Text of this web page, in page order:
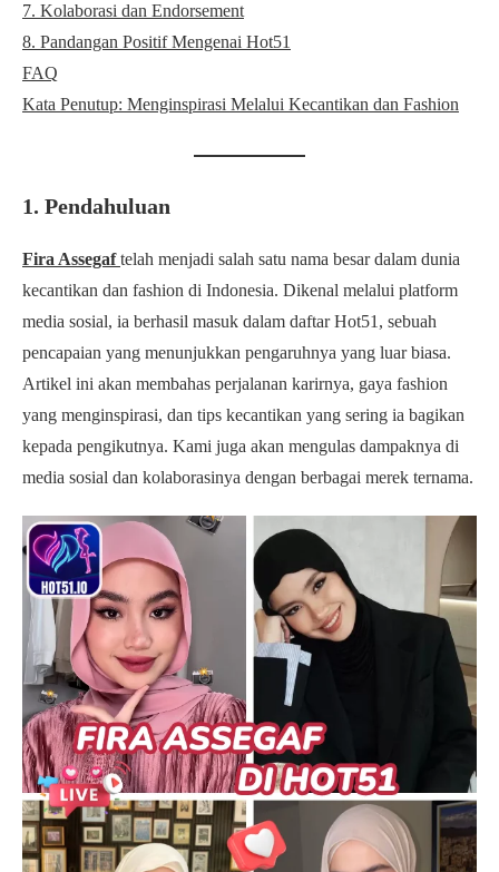
7. Kolaborasi dan Endorsement
8. Pandangan Positif Mengenai Hot51
FAQ
Kata Penutup: Menginspirasi Melalui Kecantikan dan Fashion
1. Pendahuluan
Fira Assegaftelah menjadi salah satu nama besar dalam dunia
kecantikan dan fashion di Indonesia. Dikenal melalui platform
media sosial, ia berhasil masuk dalam daftar Hot51, sebuah
pencapaian yang menunjukkan pengaruhnya yang luar biasa.
Artikel ini akan membahas perjalanan karirnya, gaya fashion
yang menginspirasi, dan tips kecantikan yang sering ia bagikan
kepada pengikutnya. Kami juga akan mengulas dampaknya di
media sosial dan kolaborasinya dengan berbagai merek ternama.